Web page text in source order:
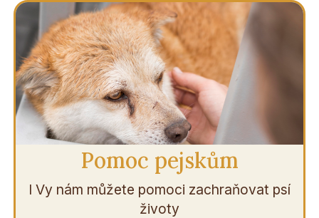
Pomoc pejskům
I Vy nám můžete pomoci zachraňovat psí
životy